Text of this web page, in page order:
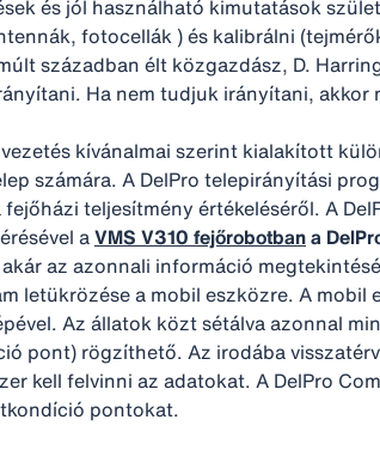
és jól használható kimutatások
fotocellák ) és kalibrálni
században élt közgazdász, D.
Ha nem tudjuk irányítani,
kívánalmai szerint kialakított
számára. A DelPro telepirányítási
teljesítmény értékeléséről. A
aVMS V310 fejőrobotbana
az azonnali információ
letükrözése a mobil eszközre. A
Az állatok közt sétálva azonnal
pont) rögzíthető. Az irodába
kell felvinni az adatokat. A DelPro
pontokat.